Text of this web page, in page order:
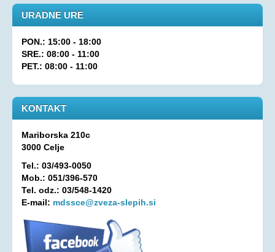
KORONAVIRUS - INFORMACIJE
Financerji
Arhiv
Ugodnosti s člansko izkaznico ZDSSS
Tehnični pripomočki
Mreža spremljevalcev
Dodatek za pomoč in postrežbo
Evropska kartica ugodnosti
Vozovnica za železniški promet
URADNE URE
PON.: 15:00 - 18:00
SRE.: 08:00 - 11:00
PET.: 08:00 - 11:00
KONTAKT
Mariborska 210c
3000 Celje
Tel.: 03/493-0050
Mob.: 051/396-570
Tel. odz.: 03/548-1420
E-mail: mdssce@zveza-slepih.si